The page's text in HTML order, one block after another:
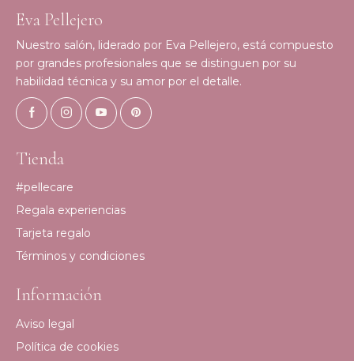
Eva Pellejero
Nuestro salón, liderado por Eva Pellejero, está compuesto
por grandes profesionales que se distinguen por su
habilidad técnica y su amor por el detalle.
Tienda
#pellecare
Regala experiencias
Tarjeta regalo
Términos y condiciones
Información
Aviso legal
Política de cookies